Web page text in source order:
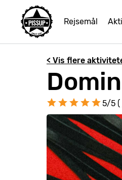
Rejsemål
< Vis flere
5/5 (